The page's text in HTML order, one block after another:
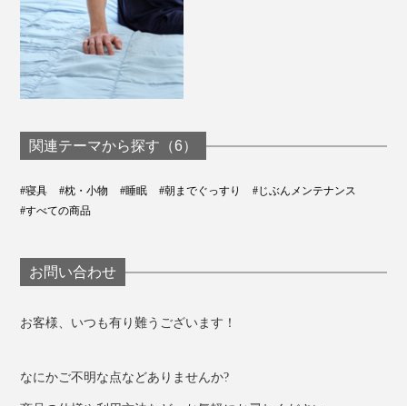
関連テーマから探す（6）
#寝具 #枕・小物 #睡眠 #朝までぐっすり
#じぶんメンテナンス
#すべての商品
お問い合わせ
お客様、いつも有り難うございます！
なにかご不明な点などありませんか?